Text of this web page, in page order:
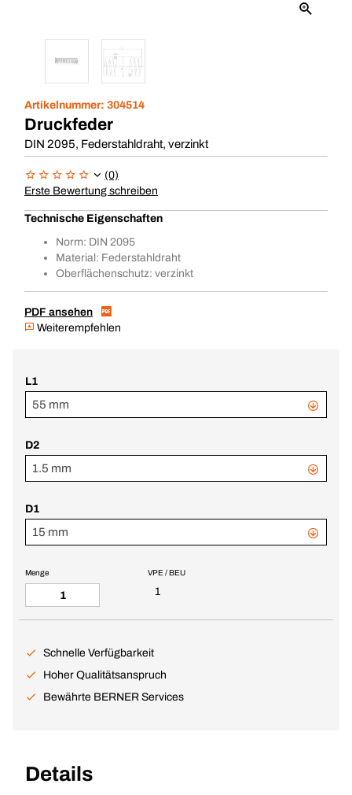
Artikelnummer: 304514
Druckfeder
DIN 2095, Federstahldraht, verzinkt
(0)
Erste Bewertung schreiben
Technische Eigenschaften
Norm: DIN 2095
Material: Federstahldraht
Oberflächenschutz: verzinkt
PDF ansehen
Weiterempfehlen
L1
55 mm
D2
1.5 mm
D1
15 mm
VPE / BEU
1
Menge
Schnelle Verfügbarkeit
Hoher Qualitätsanspruch
Bewährte BERNER Services
Details